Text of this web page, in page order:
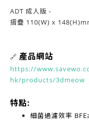
ADT 成人版 -
摺疊 110(W) x
🔗 產品網站
https://
hk/products/3dmeow
特點:
細菌過濾效率